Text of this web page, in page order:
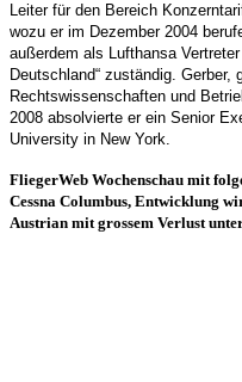
Leiter für den Bereich
wozu er im Dezember 2004
außerdem als Lufthansa
Deutschland“ zuständig.
Rechtswissenschaften und
2008 absolvierte er ein Senior
University in New York.
FliegerWeb Wochenschau mit
Cessna Columbus, Entwicklung
Austrian mit grossem Verlust